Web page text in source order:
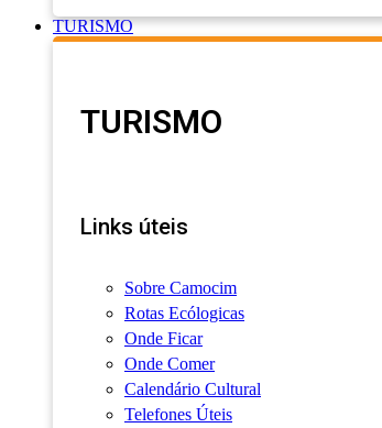
TURISMO
TURISMO
Links úteis
Sobre Camocim
Rotas Ecólogicas
Onde Ficar
Onde Comer
Calendário Cultural
Telefones Úteis